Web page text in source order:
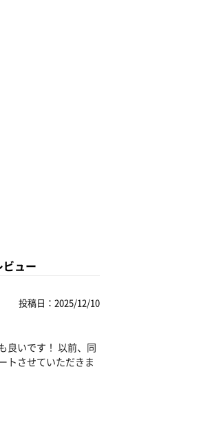
ュー
投稿日：2025/12/10
良いです！ 以前、同
トさせていただきま